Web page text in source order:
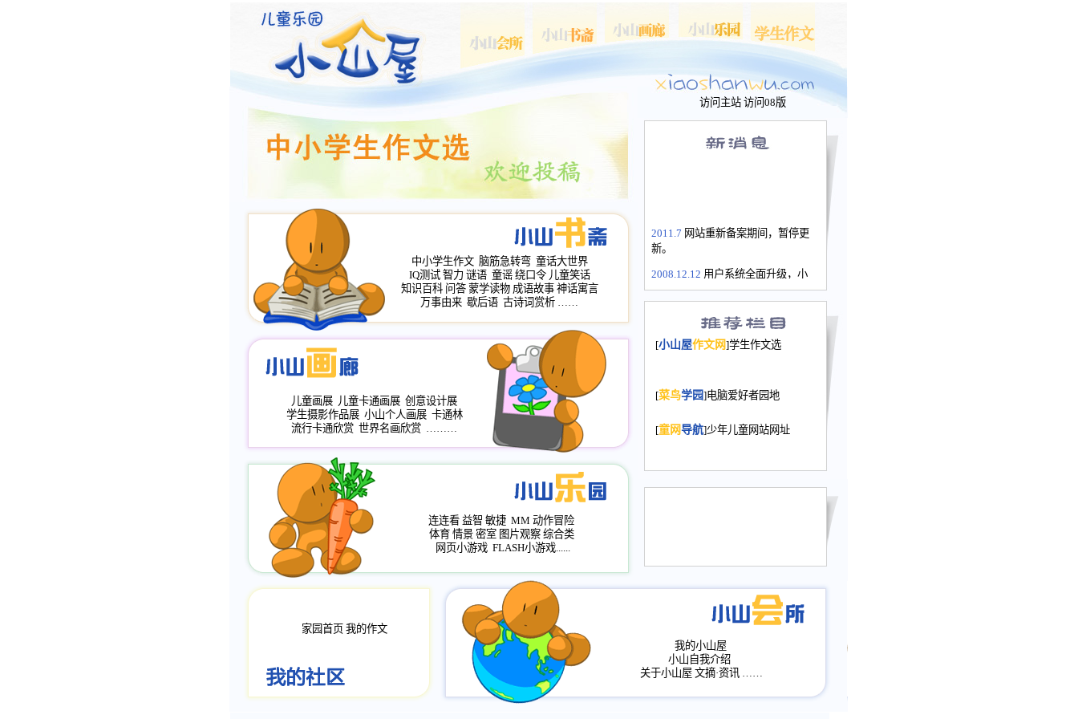
访问主站 访问08版
2011.7 网站重新备案期间，暂停更
新。
2008.12.12 用户系统全面升级，小
长会、家园网－个人空间，用户一
次注册全部通行。
2008.12.12家园网正式运行，域
年，2009版提前启用，小山屋全面
小山画廊均增加多个新栏目。。
评分、顶功能，作文宝典改版。
[小山屋作文网]学生作文选
[菜鸟学园]电脑爱好者园地
[童网导航]少年儿童网站网址
中小学生作文 脑筋急转弯 童话大世界
IQ测试 智力 谜语 童谣 绕口令 儿童笑话
知识百科 问答 蒙学读物 成语故事 神话寓言
万事由来 歇后语 古诗词赏析 ……
儿童画展 儿童卡通画展 创意设计展
学生摄影作品展 小山个人画展 卡通林
流行卡通欣赏 世界名画欣赏 ………
连连看 益智 敏捷 MM 动作冒险
体育 情景 密室 图片观察 综合类
网页小游戏 FLASH小游戏......
家园首页 我的作文
我的小山屋
小山自我介绍
关于小山屋 文摘·资讯 ……